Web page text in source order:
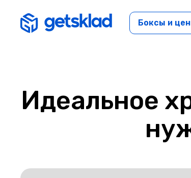
Боксы и
Идеальное